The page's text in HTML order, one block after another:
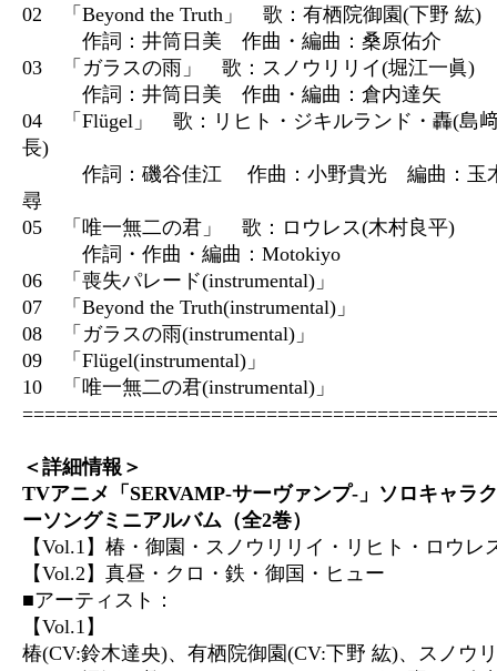
02 「Beyond the Truth」 歌：有栖院御園(下野 紘)
作詞：井筒日美 作曲・編曲：桑原佑介
03 「ガラスの雨」 歌：スノウリリイ(堀江一眞)
作詞：井筒日美 作曲・編曲：倉内達矢
04 「Flügel」 歌：リヒト・ジキルランド・轟(島
長)
作詞：磯谷佳江 作曲：小野貴光 編曲：玉
尋
05 「唯一無二の君」 歌：ロウレス(木村良平)
作詞・作曲・編曲：Motokiyo
06 「喪失パレード(instrumental)」
07 「Beyond the Truth(instrumental)」
08 「ガラスの雨(instrumental)」
09 「Flügel(instrumental)」
10 「唯一無二の君(instrumental)」
＜詳細情報＞
TVアニメ「SERVAMP-サーヴァンプ-」ソロキャラ
ーソングミニアルバム（全2巻）
【Vol.1】椿・御園・スノウリリイ・リヒト・ロウレ
【Vol.2】真昼・クロ・鉄・御国・ヒュー
■アーティスト：
【Vol.1】
椿(CV:鈴木達央)、有栖院御園(CV:下野 紘)、スノウ